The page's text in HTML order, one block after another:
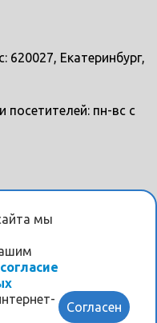
мы
согласие
Согласен
620027, Екатеринбург,
пн-вс с